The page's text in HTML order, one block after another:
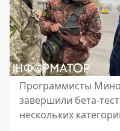
Программисты
завершили бета-
нескольких